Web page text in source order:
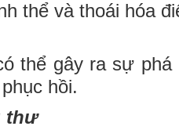
thể và thoái hóa
thể gây ra sự phá
hồi.
thư